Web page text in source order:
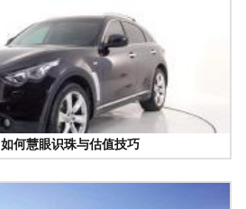
何慧眼识珠与估值技巧